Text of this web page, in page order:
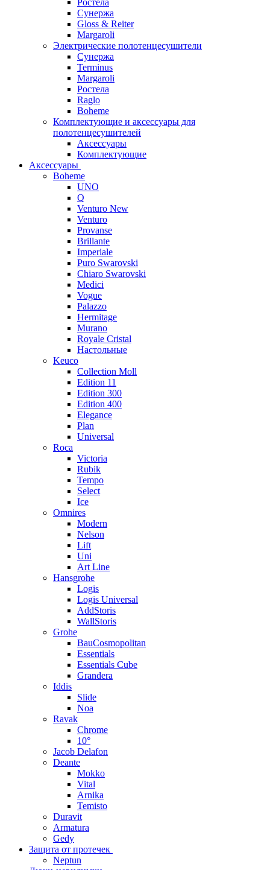
Ростела
Сунержа
Gloss & Reiter
Margaroli
Электрические полотенцесушители
Сунержа
Terminus
Margaroli
Ростела
Raglo
Boheme
Комплектующие и аксессуары для
полотенцесушителей
Аксессуары
Комплектующие
Аксессуары
Boheme
UNO
Q
Venturo New
Venturo
Provanse
Brillante
Imperiale
Puro Swarovski
Chiaro Swarovski
Medici
Vogue
Palazzo
Hermitage
Murano
Royale Cristal
Настольные
Keuco
Collection Moll
Edition 11
Edition 300
Edition 400
Elegance
Plan
Universal
Roca
Victoria
Rubik
Tempo
Select
Ice
Omnires
Modern
Nelson
Lift
Uni
Art Line
Hansgrohe
Logis
Logis Universal
AddStoris
WallStoris
Grohe
BauCosmopolitan
Essentials
Essentials Cube
Grandera
Iddis
Slide
Noa
Ravak
Chrome
10°
Jacob Delafon
Deante
Mokko
Vital
Arnika
Temisto
Duravit
Armatura
Gedy
Защита от протечек
Neptun